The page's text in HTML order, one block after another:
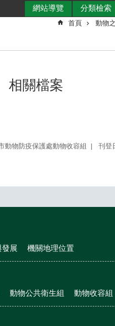
網站導覽 分類檢索
首頁 動物
相關檔案
動物防疫保護處動物收容組 刊登
發展 機關地理位置
動物公共衛生組 動物收容組